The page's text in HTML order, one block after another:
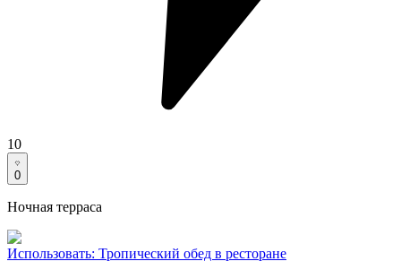
10
0
Ночная терраса
Использовать: Тропический обед в ресторане